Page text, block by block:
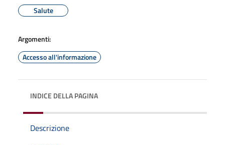
Salute
Argomenti:
Accesso all'informazione
INDICE DELLA PAGINA
Descrizione